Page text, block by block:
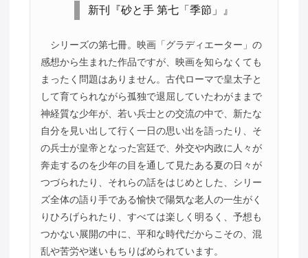
新刊『砂と手 第七「季節」』
シリーズの第七冊。映画「グラディエーター」の
感想から生まれた作品ですが、映画を知らなくても
まったく問題はありません。古代ローマで皇太子と
して育てられながら孤独で退屈していたわがままで
神経質な少年が、若い兵士との交流の中で、新たな
自分を見い出して行く一日の思い出を語ったり、そ
の兵士が皇帝となった宮廷で、外交や内政に人々が
奔走するのを少年の目を通して見たある夏の日々が
つづられたり、それらの話をはじめとした、シリー
ズ全体の語り手である愉快で陽気な老人の一生がく
りひろげられたり、すべては楽しく明るく、予想も
つかない展開の中に、平和な時代だからこその、混
乱や苦労や迷いもちりばめられています。